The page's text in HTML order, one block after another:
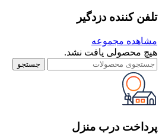
تلفن کننده دزدگیر
مشاهده مجموعه
هیچ محصولی یافت نشد.
جستجو
پرداخت درب منزل